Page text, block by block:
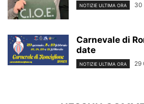
NOTIZIE ULTIMA ORA 30
Carnevale di
date
NOTIZIE ULTIMA ORA 29